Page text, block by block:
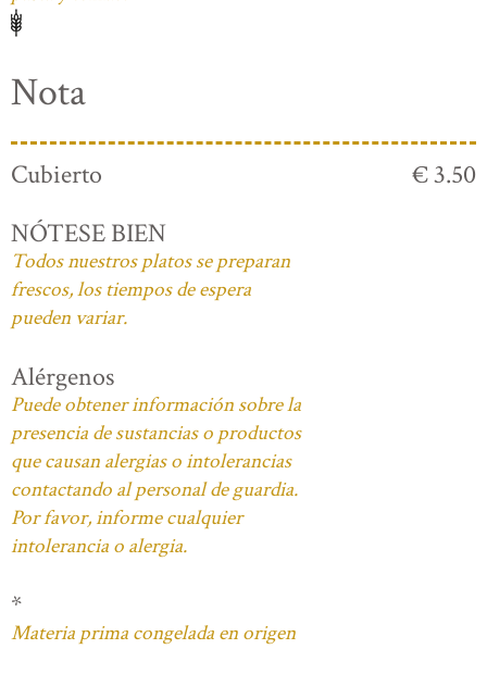
Nota
Cubierto
€ 3.50
NÓTESE BIEN
Todos nuestros platos se preparan
frescos, los tiempos de espera
pueden variar.
Alérgenos
Puede obtener información sobre la
presencia de sustancias o productos
que causan alergias o intolerancias
contactando al personal de guardia.
Por favor, informe cualquier
intolerancia o alergia.
*
Materia prima congelada en origen